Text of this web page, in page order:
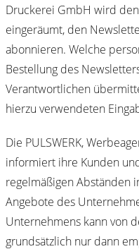
Druckerei GmbH wird
eingeräumt, den
abonnieren. Welche
Bestellung des
Verantwortlichen
hierzu verwendeten
Die PULSWERK,
informiert ihre Kunden
regelmäßigen Abständen
Angebote des
Unternehmens kann von
grundsätzlich nur dann